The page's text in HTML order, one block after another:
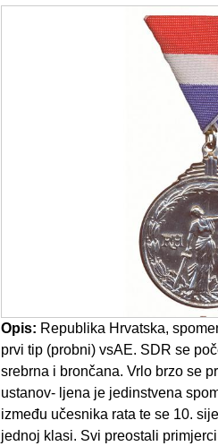
Opis: Republika Hrvatska,
prvi tip (probni) vsAE. SDR se
srebrna i brončana. Vrlo brzo se
ustanov- ljena je jedinstvena
između učesnika rata te se 10.
jednoj klasi. Svi preostali